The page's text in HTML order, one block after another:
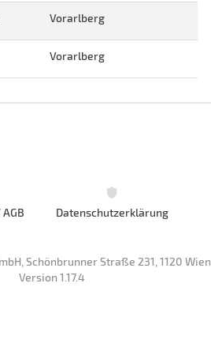
Vorarlberg
Vorarlberg
Datenschutzerklärung
Schönbrunner Straße 231, 1120 Wien
Version 1.17.4